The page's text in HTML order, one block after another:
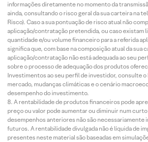
informações diretamente no momento da
ainda, consultando o risco geral da sua carteira na
Risco). Caso a sua pontuação de risco atual não
aplicação/contratação pretendida, ou caso existam
quantidade e/ou volume financeiro para a referida
significa que, com base na composição atual da sua
aplicação/contratação não está adequada ao seu
sobre o processo de adequação dos produtos
Investimentos ao seu perfil de investidor, consulte o
mercado, mudanças climáticas e o cenário
desempenho do investimento.
A rentabilidade de produtos financeiros pode
preço ou valor pode aumentar ou diminuir num
desempenhos anteriores não são necessariamente
futuros. A rentabilidade divulgada não é líquida de
presentes neste material são baseadas em